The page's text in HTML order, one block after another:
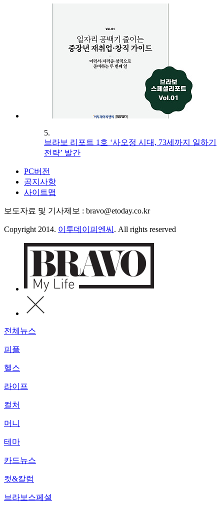
5.
브라보 리포트 1호 ‘사오정 시대, 73세까지 일하기
전략’ 발간
PC버전
공지사항
사이트맵
보도자료 및 기사제보 : bravo@etoday.co.kr
Copyright 2014. 이투데이피엔씨 . All rights reserved
전체뉴스
피플
헬스
라이프
컬처
머니
테마
카드뉴스
컷&칼럼
브라보스페셜